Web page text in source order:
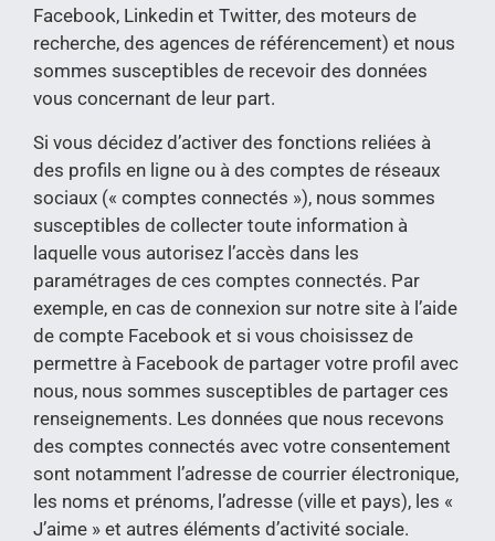
Facebook, Linkedin et Twitter, des moteurs de
recherche, des agences de référencement) et nous
sommes susceptibles de recevoir des données
vous concernant de leur part.
Si vous décidez d’activer des fonctions reliées à
des profils en ligne ou à des comptes de réseaux
sociaux (« comptes connectés »), nous sommes
susceptibles de collecter toute information à
laquelle vous autorisez l’accès dans les
paramétrages de ces comptes connectés. Par
exemple, en cas de connexion sur notre site à l’aide
de compte Facebook et si vous choisissez de
permettre à Facebook de partager votre profil avec
nous, nous sommes susceptibles de partager ces
renseignements. Les données que nous recevons
des comptes connectés avec votre consentement
sont notamment l’adresse de courrier électronique,
les noms et prénoms, l’adresse (ville et pays), les «
J’aime » et autres éléments d’activité sociale.